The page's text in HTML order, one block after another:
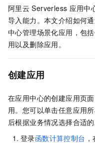
阿里云 Serverless 应用中
导入能力。本文介绍如何
中心管理场景化应用，包
用以及删除应用。
创建应用
在应用中心的创建应用页
用。您可以单击任意应用
后根据业务情况选择合适的
登录函数计算控制台